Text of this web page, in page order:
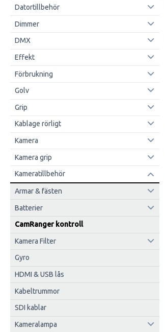
Datortillbehör
Dimmer
DMX
Effekt
Förbrukning
Golv
Grip
Kablage rörligt
Kamera
Kamera grip
Kameratillbehör
Armar & fästen
Batterier
CamRanger kontroll
Kamera Filter
Gyro
HDMI & USB lås
Kabeltrummor
SDI kablar
Kameralampa